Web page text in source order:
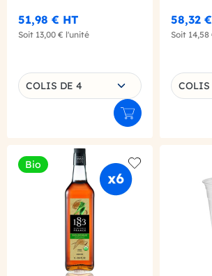
51,98 € HT
Soit 13,00 € l'unité
Choisissez une déclinaison
COLIS DE 4
Ajouter au panier
58,32 €
Soit 14,58
COLIS
Bio
Add to wishlist